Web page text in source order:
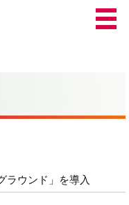
ラウンド」を導入